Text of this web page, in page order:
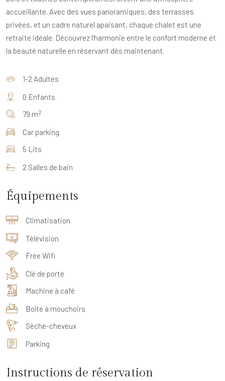
accueillante. Avec des vues panoramiques, des terrasses
privées, et un cadre naturel apaisant, chaque chalet est une
retraite idéale. Découvrez l'harmonie entre le confort moderne et
la beauté naturelle en réservant dès maintenant.
1-2 Adultes
0 Enfants
79 m2
Car parking
5 Lits
2 Salles de bain
Équipements
Climatisation
Télévision
Free Wifi
Clé de porte
Machine à café
Boîte à mouchoirs
Sèche-cheveux
Parking
Instructions de réservation